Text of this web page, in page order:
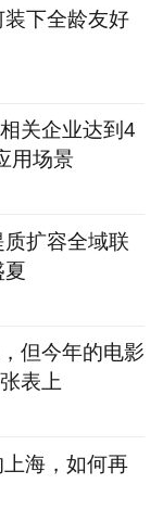
下全龄友好
关企业达到4
用场景
质扩容全域联
夏
但今年的电影
表上
海，如何再